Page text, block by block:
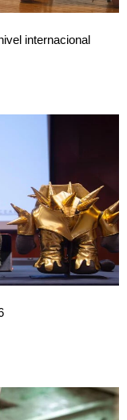
internacional